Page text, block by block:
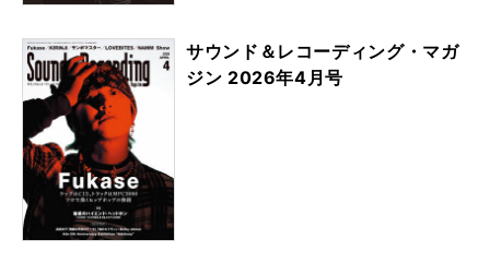
サウンド＆レコーディング・マガ
ジン 2026年4月号